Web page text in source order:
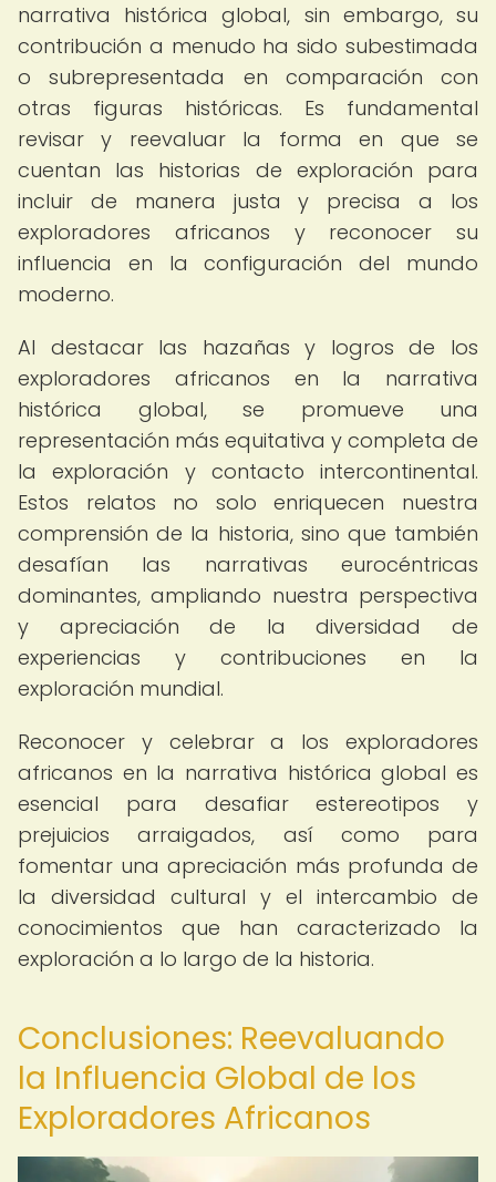
narrativa histórica global, sin embargo, su
contribución a menudo ha sido subestimada
o subrepresentada en comparación con
otras figuras históricas. Es fundamental
revisar y reevaluar la forma en que se
cuentan las historias de exploración para
incluir de manera justa y precisa a los
exploradores africanos y reconocer su
influencia en la configuración del mundo
moderno.
Al destacar las hazañas y logros de los
exploradores africanos en la narrativa
histórica global, se promueve una
representación más equitativa y completa de
la exploración y contacto intercontinental.
Estos relatos no solo enriquecen nuestra
comprensión de la historia, sino que también
desafían las narrativas eurocéntricas
dominantes, ampliando nuestra perspectiva
y apreciación de la diversidad de
experiencias y contribuciones en la
exploración mundial.
Reconocer y celebrar a los exploradores
africanos en la narrativa histórica global es
esencial para desafiar estereotipos y
prejuicios arraigados, así como para
fomentar una apreciación más profunda de
la diversidad cultural y el intercambio de
conocimientos que han caracterizado la
exploración a lo largo de la historia.
Conclusiones: Reevaluando
la Influencia Global de los
Exploradores Africanos